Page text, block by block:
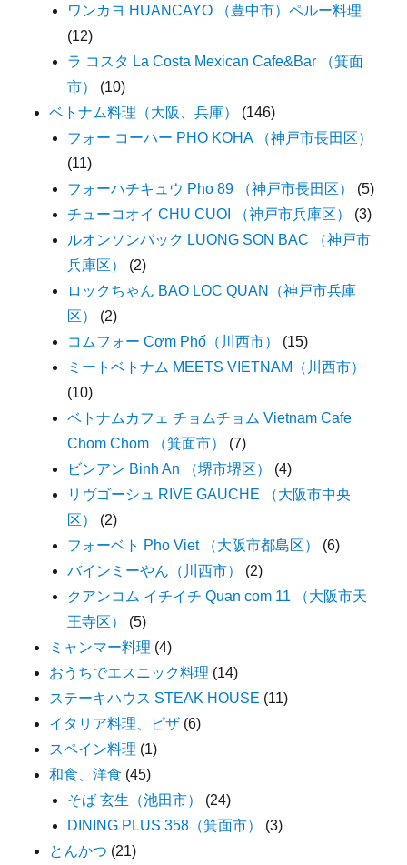
ワンカヨ HUANCAYO （豊中市）ペルー料理
(12)
ラ コスタ La Costa Mexican Cafe&Bar （箕面
市）
(10)
ベトナム料理（大阪、兵庫）
(146)
フォー コーハー PHO KOHA （神戸市長田区）
(11)
フォーハチキュウ Pho 89 （神戸市長田区）
(5)
チューコオイ CHU CUOI （神戸市兵庫区）
(3)
ルオンソンバック LUONG SON BAC （神戸市
兵庫区）
(2)
ロックちゃん BAO LOC QUAN（神戸市兵庫
区）
(2)
コムフォー Cơm Phố（川西市）
(15)
ミートベトナム MEETS VIETNAM（川西市）
(10)
ベトナムカフェ チョムチョム Vietnam Cafe
Chom Chom （箕面市）
(7)
ビンアン Binh An （堺市堺区）
(4)
リヴゴーシュ RIVE GAUCHE （大阪市中央
区）
(2)
フォーベト Pho Viet （大阪市都島区）
(6)
バインミーやん（川西市）
(2)
クアンコム イチイチ Quan com 11 （大阪市天
王寺区）
(5)
ミャンマー料理 (4)
おうちでエスニック料理 (14)
ステーキハウス STEAK HOUSE (11)
イタリア料理、ピザ (6)
スペイン料理 (1)
和食、洋食 (45)
そば 玄生（池田市）
(24)
DINING PLUS 358（箕面市）
(3)
とんかつ (21)